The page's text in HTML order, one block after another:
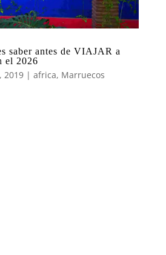
saber antes de VIAJAR a
el 2026
2019| africa, Marruecos